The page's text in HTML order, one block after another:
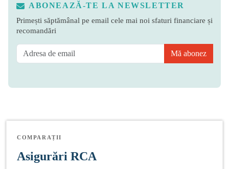
ABONEAZĂ-TE LA NEWSLETTER
Primești săptămânal pe email cele mai noi sfaturi financiare și
recomandări
Mă abonez
COMPARAȚII
Asigurări RCA